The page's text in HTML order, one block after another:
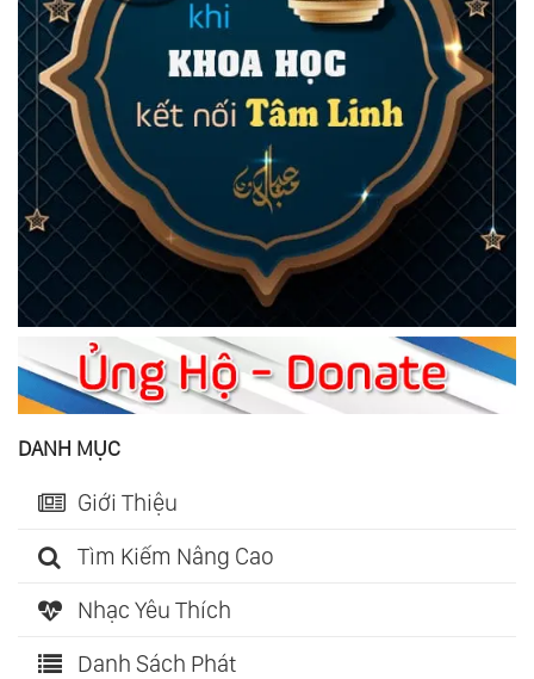
DANH MỤC
Giới Thiệu
Tìm Kiếm Nâng Cao
Nhạc Yêu Thích
Danh Sách Phát